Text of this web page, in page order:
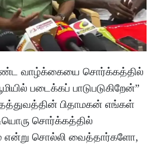
வாழ்க்கையை சொர்க்கத்தில்
படைக்கப் பாடுபடுகிறேன்”
பிதாமகன் எங்கள்
சொர்க்கத்தில்
என்று சொல்லி வைத்தார்களோ,